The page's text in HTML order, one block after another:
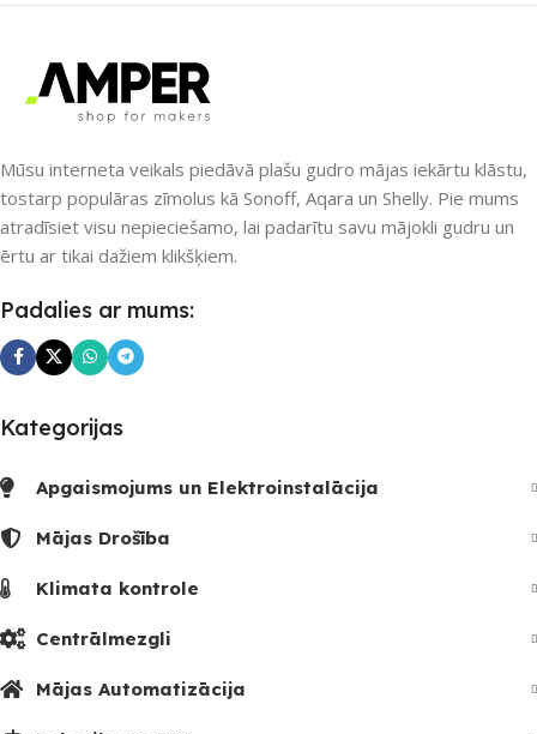
SKAITS
Mūsu interneta veikals piedāvā plašu gudro mājas iekārtu klāstu,
tostarp populāras zīmolus kā Sonoff, Aqara un Shelly. Pie mums
atradīsiet visu nepieciešamo, lai padarītu savu mājokli gudru un
ērtu ar tikai dažiem klikšķiem.
Padalies ar mums:
Kategorijas
Apgaismojums un Elektroinstalācija
Mājas Drošība
Klimata kontrole
Centrālmezgli
Mājas Automatizācija